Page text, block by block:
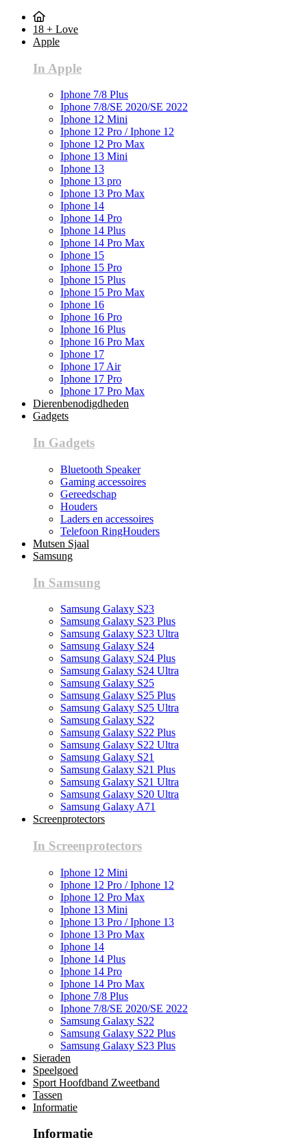
18 + Love
Apple
In Apple
Iphone 7/8 Plus
Iphone 7/8/SE 2020/SE 2022
Iphone 12 Mini
Iphone 12 Pro / Iphone 12
Iphone 12 Pro Max
Iphone 13 Mini
Iphone 13
Iphone 13 pro
Iphone 13 Pro Max
Iphone 14
Iphone 14 Pro
Iphone 14 Plus
Iphone 14 Pro Max
Iphone 15
Iphone 15 Pro
Iphone 15 Plus
Iphone 15 Pro Max
Iphone 16
Iphone 16 Pro
Iphone 16 Plus
Iphone 16 Pro Max
Iphone 17
Iphone 17 Air
Iphone 17 Pro
Iphone 17 Pro Max
Dierenbenodigdheden
Gadgets
In Gadgets
Bluetooth Speaker
Gaming accessoires
Gereedschap
Houders
Laders en accessoires
Telefoon RingHouders
Mutsen Sjaal
Samsung
In Samsung
Samsung Galaxy S23
Samsung Galaxy S23 Plus
Samsung Galaxy S23 Ultra
Samsung Galaxy S24
Samsung Galaxy S24 Plus
Samsung Galaxy S24 Ultra
Samsung Galaxy S25
Samsung Galaxy S25 Plus
Samsung Galaxy S25 Ultra
Samsung Galaxy S22
Samsung Galaxy S22 Plus
Samsung Galaxy S22 Ultra
Samsung Galaxy S21
Samsung Galaxy S21 Plus
Samsung Galaxy S21 Ultra
Samsung Galaxy S20 Ultra
Samsung Galaxy A71
Screenprotectors
In Screenprotectors
Iphone 12 Mini
Iphone 12 Pro / Iphone 12
Iphone 12 Pro Max
Iphone 13 Mini
Iphone 13 Pro / Iphone 13
Iphone 13 Pro Max
Iphone 14
Iphone 14 Plus
Iphone 14 Pro
Iphone 14 Pro Max
Iphone 7/8 Plus
Iphone 7/8/SE 2020/SE 2022
Samsung Galaxy S22
Samsung Galaxy S22 Plus
Samsung Galaxy S23 Plus
Sieraden
Speelgoed
Sport Hoofdband Zweetband
Tassen
Informatie
Informatie